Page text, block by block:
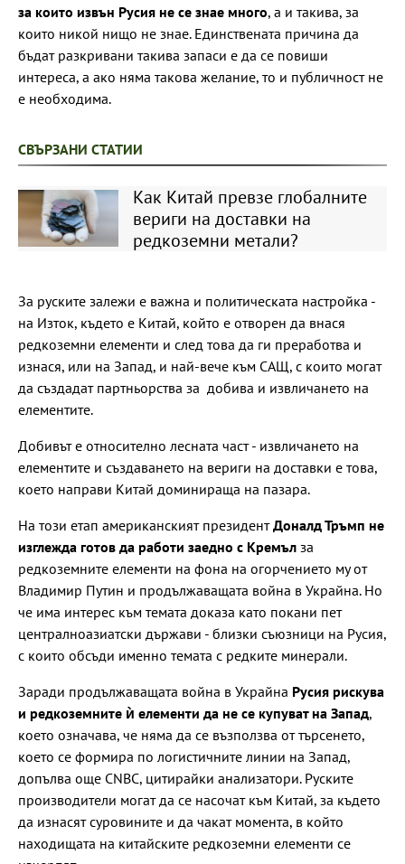
за които извън Русия не се знае много, а и такива, за
които никой нищо не знае. Единствената причина да
бъдат разкривани такива запаси е да се повиши
интереса, а ако няма такова желание, то и публичност не
е необходима.
СВЪРЗАНИ СТАТИИ
Как Китай превзе глобалните
вериги на доставки на
редкоземни метали?
За руските залежи е важна и политическата настройка -
на Изток, където е Китай, който е отворен да внася
редкоземни елементи и след това да ги преработва и
изнася, или на Запад, и най-вече към САЩ, с които могат
да създадат партньорства за добива и извличането на
елементите.
Добивът е относително лесната част - извличането на
елементите и създаването на вериги на доставки е това,
което направи Китай доминираща на пазара.
На този етап американският президентДоналд Тръмп не
изглежда готов да работи заедно с Кремъл за
редкоземните елементи на фона на огорчението му от
Владимир Путин и продължаващата война в Украйна. Но
че има интерес към темата доказа като покани пет
централноазиатски държави - близки съюзници на Русия,
с които обсъди именно темата с редките минерали.
Заради продължаващата война в Украйна Русия рискува
и редкоземните ѝ елементи да не се купуват на Запад,
което означава, че няма да се възползва от търсенето,
което се формира по логистичните линии на Запад,
допълва още CNBC, цитирайки анализатори. Руските
производители могат да се насочат към Китай, за където
да изнасят суровините и да чакат момента, в който
находищата на китайските редкоземни елементи се